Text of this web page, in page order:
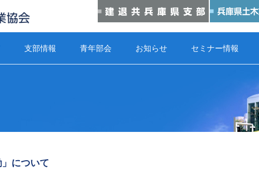
支部情報 青年部会 お知らせ セミナー情報
について